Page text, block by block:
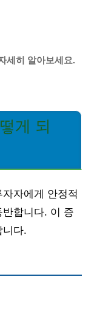
세히 알아보세요.
게 되
자에게 안정적
합니다. 이 증
니다.